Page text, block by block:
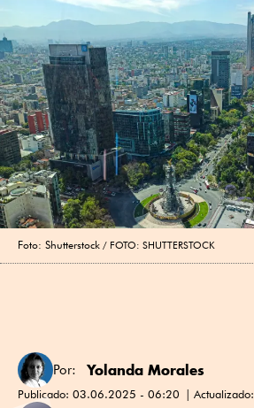
Foto: Shutterstock FOTO: SHUTTERSTOCK
Por: Yolanda Morales
Publicado: 03.06.2025 - 06:20 Actualizado: